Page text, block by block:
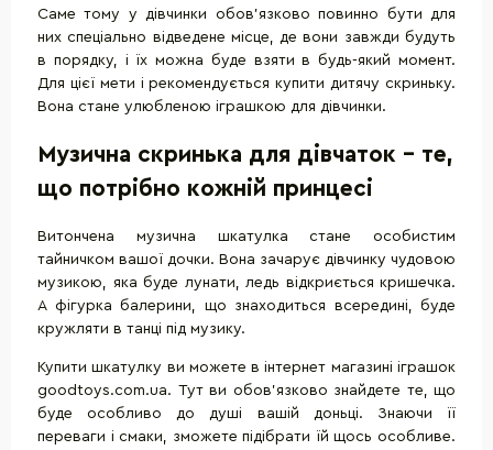
Саме тому у дівчинки обов'язково повинно бути для
них спеціально відведене місце, де вони завжди будуть
в порядку, і їх можна буде взяти в будь-який момент.
Для цієї мети і рекомендується купити дитячу скриньку.
Вона стане улюбленою іграшкою для дівчинки.
Музична скринька для дівчаток - те,
що потрібно кожній принцесі
Витончена музична шкатулка стане особистим
тайничком вашої дочки. Вона зачарує дівчинку чудовою
музикою, яка буде лунати, ледь відкриється кришечка.
А фігурка балерини, що знаходиться всередині, буде
кружляти в танці під музику.
Купити шкатулку ви можете в інтернет магазині іграшок
goodtoys.com.ua. Тут ви обов'язково знайдете те, що
буде особливо до душі вашій доньці. Знаючи її
переваги і смаки, зможете підібрати їй щось особливе.